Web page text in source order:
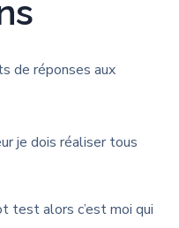
de réponses aux
je dois réaliser tous
test alors c’est moi qui